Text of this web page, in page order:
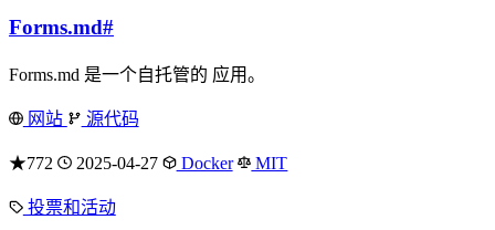
Forms.md#
Forms.md 是一个自托管的 应用。
网站 源代码
★772 2025-04-27 Docker MIT
投票和活动